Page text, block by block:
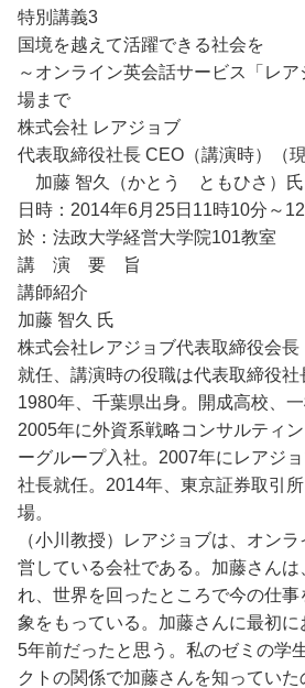
特別講義3
国境を越えて活躍できる社会を
～オンライン英会話サービス「レ
場まで
株式会社 レアジョブ
代表取締役社長 CEO（講演時）（
加藤 智久（かとう ともひさ）氏
日時：2014年6月25日11時10分～
於：法政大学経営大学院101教室
講 演 要 旨
講師紹介
加藤 智久 氏
株式会社レアジョブ代表取締役会
就任、講演時の役職は代表取締役社
1980年、千葉県出身。開成高校、一
2005年に外資系戦略コンサルティ
ーグループ入社。2007年にレアジ
社長就任。2014年、東京証券取引
場。
（小川教授）レアジョブは、オン
営している会社である。加藤さんは
れ、世界を回ったところで今の仕
象をもっている。加藤さんに最初に
5年前だったと思う。私のゼミの学
クトの関係で加藤さんを知ってい